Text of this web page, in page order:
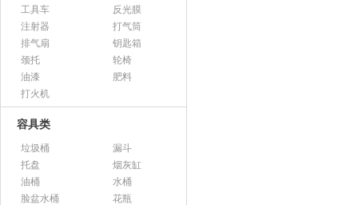
工具车
反光膜
注射器
打气筒
排气扇
钥匙箱
颈托
轮椅
油漆
肥料
打火机
容具类
垃圾桶
漏斗
托盘
烟灰缸
油桶
水桶
脸盆水桶
花瓶